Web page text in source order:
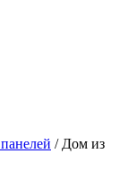
/ Дом из